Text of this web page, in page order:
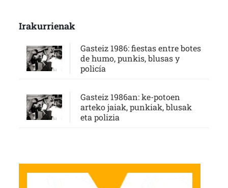
Irakurrienak
Gasteiz 1986: fiestas entre botes
de humo, punkis, blusas y
policía
Gasteiz 1986an: ke-potoen
arteko jaiak, punkiak, blusak
eta polizia